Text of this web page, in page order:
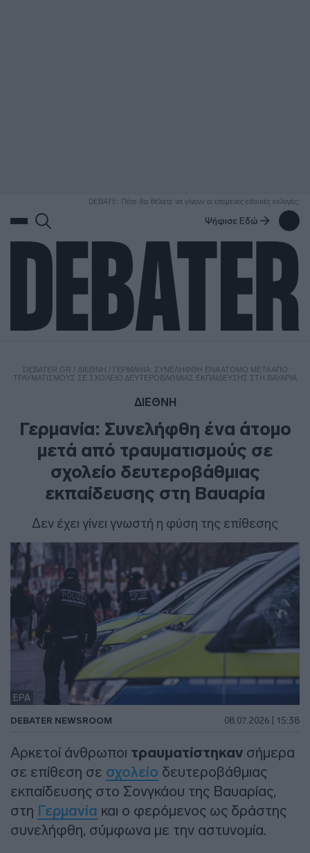
DEBATE: Πότε θα θέλατε να γίνουν οι επόμενες εθνικές εκλογές;
Ψήφισε Εδώ
DEBATER.GR / ΔΙΕΘΝΗ / ΓΕΡΜΑΝΊΑ: ΣΥΝΕΛΉΦΘΗ ΈΝΑ ΆΤΟΜΟ ΜΕΤΆ ΑΠΌ
ΤΡΑΥΜΑΤΙΣΜΟΎΣ ΣΕ ΣΧΟΛΕΊΟ ΔΕΥΤΕΡΟΒΆΘΜΙΑΣ ΕΚΠΑΊΔΕΥΣΗΣ ΣΤΗ ΒΑΥΑΡΊΑ
ΔΙΕΘΝΗ
Γερμανία: Συνελήφθη ένα άτομο
μετά από τραυματισμούς σε
σχολείο δευτεροβάθμιας
εκπαίδευσης στη Βαυαρία
Δεν έχει γίνει γνωστή η φύση της επίθεσης
EPA
DEBATER NEWSROOM 08.07.2026 | 15:38
Αρκετοί άνθρωποι τραυματίστηκαν σήμερα
σε επίθεση σε σχολείο δευτεροβάθμιας
εκπαίδευσης στο Σονγκάου της Βαυαρίας,
στη Γερμανία και ο φερόμενος ως δράστης
συνελήφθη, σύμφωνα με την αστυνομία.